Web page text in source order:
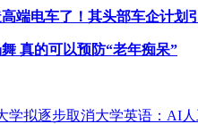
端电车了！其头部车企计划
真的可以预防“老年痴呆”